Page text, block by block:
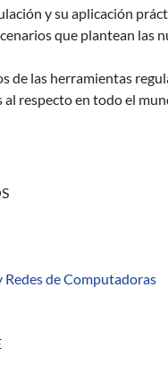
y su aplicación
que plantean las
de las herramientas
al respecto en todo el
de Computadoras